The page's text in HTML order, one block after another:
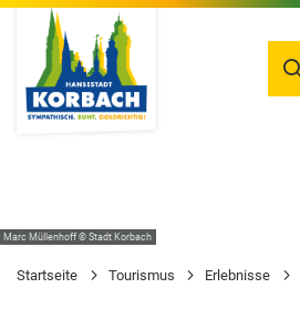
Marc Müllenhoff © Stadt Korbach
Startseite Tourismus Erlebnisse